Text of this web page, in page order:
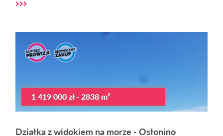
1 419 000 zł - 2838 m²
Działka z widokiem na morze - Osłonino